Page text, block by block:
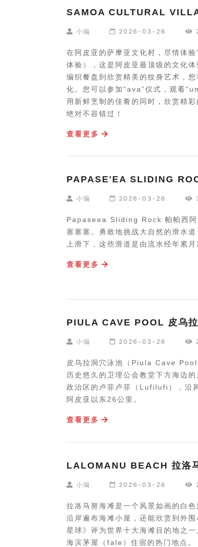
SAMOA CULTURAL
小编 2026-03-26
在阿皮亚的萨摩亚文化村，尽情体
体验），这是阿皮亚最顶级的文化
编织餐盘到欣赏精美的纹身艺术，
化。您可以参加“ava”仪式，观看
用新鲜烹制的佳肴的同时，欣赏精
绝对不容错过！
查看更多
PAPASE'EA SLIDING
小编 2026-03-26
Papaseea Sliding Rock 帕帕西阿
塞塞塞。勇敢地挑战大自然的滑水
上滑下，这些滑道是由流水经年累月
查看更多
PIULA CAVE POOL 皮乌
小编 2026-03-26
皮乌拉洞穴泳池（Piula Cave Pool
历史悠久的卫理公会教堂下方海边
政治区的卢菲卢菲（Lufilufi），沿
阿皮亚以东26公里。
查看更多
LALOMANU BEACH 拉洛
小编 2026-03-26
拉洛马努海滩是一个风景如画的白色
沿岸遍布海滩小屋，还能欣赏到外
星球》评为世界十大海滩目的地之
海滨茅屋（fale）住宿的热门地点。